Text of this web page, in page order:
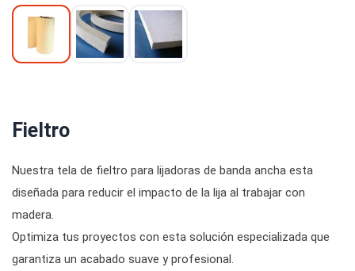
Fieltro
Nuestra tela de fieltro para lijadoras de banda ancha esta
diseñada para reducir el impacto de la lija al trabajar con
madera.
Optimiza tus proyectos con esta solución especializada que
garantiza un acabado suave y profesional.